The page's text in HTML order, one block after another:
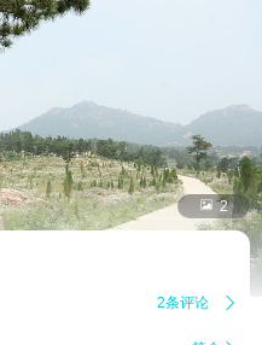
 2
2条评论 